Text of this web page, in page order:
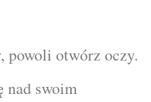
powoli otwórz oczy.
nad swoim